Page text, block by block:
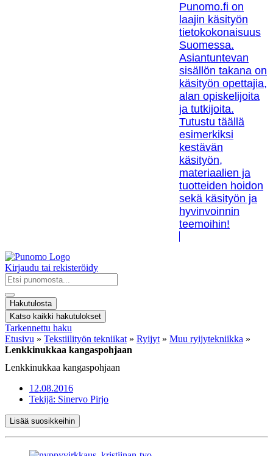
Punomo.fi on
laajin käsityön
tietokokonaisuus
Suomessa.
Asiantuntevan
sisällön takana on
käsityön opettajia,
alan opiskelijoita
ja tutkijoita.
Tutustu täällä
esimerkiksi
kestävän
käsityön,
materiaalien ja
tuotteiden hoidon
sekä käsityön ja
hyvinvoinnin
teemoihin!
Kirjaudu tai rekisteröidy
Search
...
Hakutulosta
Katso kaikki hakutulokset
Tarkennettu haku
Etusivu » Tekstiilityön tekniikat » Ryijyt » Muu ryijytekniikka »
Lenkkinukkaa kangaspohjaan
Lenkkinukkaa kangaspohjaan
12.08.2016
Tekijä: Sinervo Pirjo
Lisää suosikkeihin